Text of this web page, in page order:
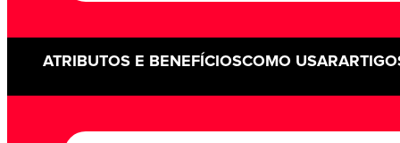
ATRIBUTOS E BENEFÍCIOSCOMO USAR